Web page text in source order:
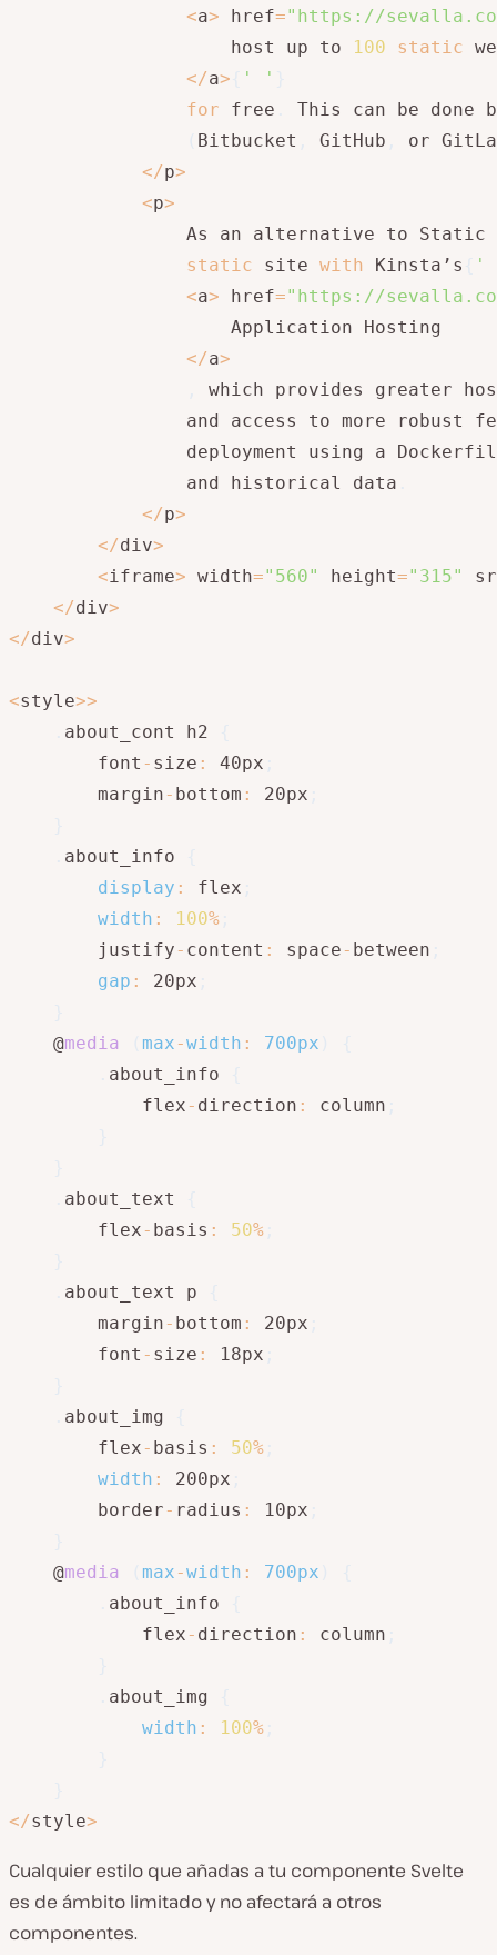
<a> href="https://
                    host up to
100 static
</a> ' '
for free
This can be done
Bitbucket GitHub
or
</p>
<p>
As an alternative to Static
static site with Kinsta’s
'
<a> href="https://
                    Application Hosting
</a>
which provides greater
and access to more robust
deployment using a
                and historical data
</p>
</div>
<iframe> width="560" height="315"
</div>
</div>
<style>>
about_cont h2
        font
- size : 40px
        margin
- bottom : 20px
about_info
display : flex
width : 100%
        justify
- content : space- between
gap : 20px
    @
media max-width : 700px
about_info
            flex
- direction : column
about_text
        flex
- basis : 50%
about_text p
        margin
- bottom : 20px
        font
- size : 18px
about_img
        flex
- basis : 50%
width : 200px
        border
- radius : 10px
    @
media max-width : 700px
about_info
            flex
- direction : column
about_img
width : 100%
</style>
Cualquier estilo que añadas a tu componente Svelte
es de ámbito limitado y no afectará a otros
componentes.